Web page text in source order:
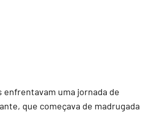
enfrentavam uma jornada de
que começava de madrugada